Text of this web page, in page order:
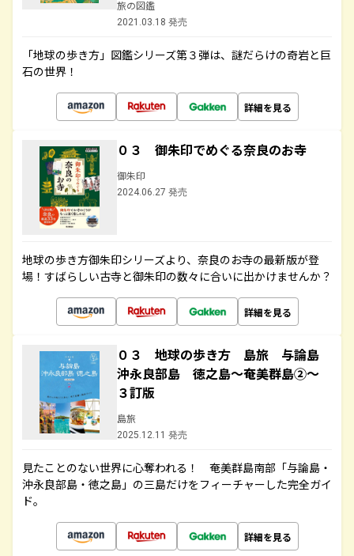
旅の図鑑
2021.03.18 発売
「地球の歩き方」図鑑シリーズ第３弾は、謎だらけの奇岩と巨
石の世界！
詳細を見る
０３ 御朱印でめぐる奈良のお寺
御朱印
2024.06.27 発売
地球の歩き方御朱印シリーズより、奈良のお寺の最新版が登
場！すばらしい古寺と御朱印の数々に合いに出かけませんか？
詳細を見る
０３ 地球の歩き方 島旅 与論島
沖永良部島 徳之島～奄美群島②～
３訂版
島旅
2025.12.11 発売
見たことのない世界に心奪われる！ 奄美群島南部「与論島・
沖永良部島・徳之島」の三島だけをフィーチャーした完全ガイ
ド。
詳細を見る